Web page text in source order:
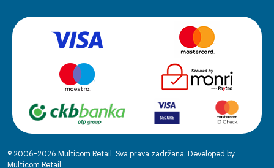
© 2006-2026 Multicom Retail. Sva prava zadržana. Developed by
Multicom Retail